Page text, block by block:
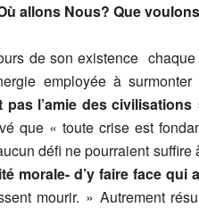
allons Nous? Que
de son existence
employée à
pas l’amie des civilisations
que « toute crise est
défi ne pourraient
morale- d’y faire face qui
mourir. » Autrement